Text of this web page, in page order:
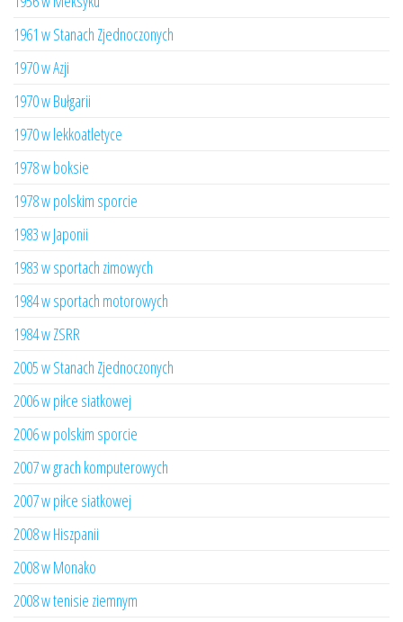
1961 w Stanach Zjednoczonych
1970 w Azji
1970 w Bułgarii
1970 w lekkoatletyce
1978 w boksie
1978 w polskim sporcie
1983 w Japonii
1983 w sportach zimowych
1984 w sportach motorowych
1984 w ZSRR
2005 w Stanach Zjednoczonych
2006 w piłce siatkowej
2006 w polskim sporcie
2007 w grach komputerowych
2007 w piłce siatkowej
2008 w Hiszpanii
2008 w Monako
2008 w tenisie ziemnym